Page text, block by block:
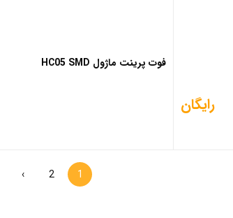
رایگان
فوت پرینت ماژول HC05 SMD
1
2
›